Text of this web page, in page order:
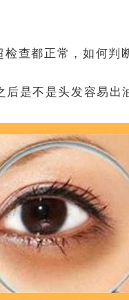
查都正常，如何判
是不是头发容易出